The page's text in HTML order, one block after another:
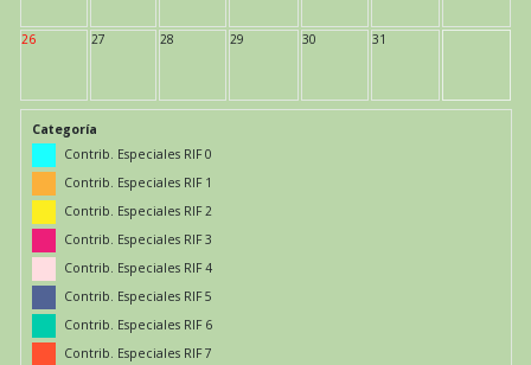
26 27 28 29 30 31
Categoría
Contrib. Especiales RIF 0
Contrib. Especiales RIF 1
Contrib. Especiales RIF 2
Contrib. Especiales RIF 3
Contrib. Especiales RIF 4
Contrib. Especiales RIF 5
Contrib. Especiales RIF 6
Contrib. Especiales RIF 7